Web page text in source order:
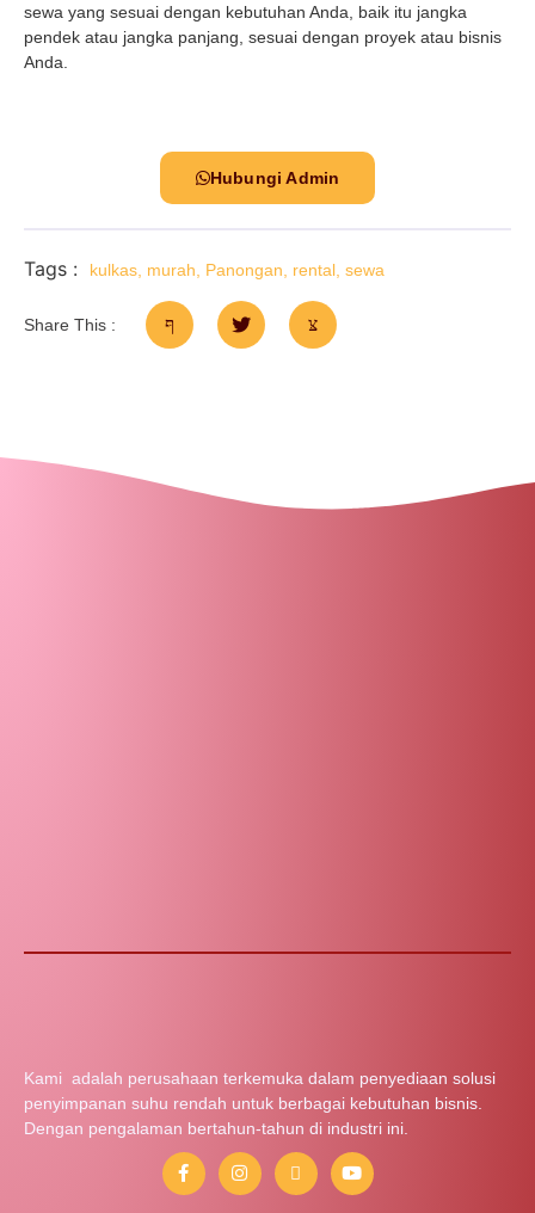
sewa yang sesuai dengan kebutuhan Anda, baik itu jangka
pendek atau jangka panjang, sesuai dengan proyek atau bisnis
Anda.
Hubungi Admin
Tags : kulkas murah Panongan rental sewa
Share This :
Kami adalah perusahaan terkemuka dalam penyediaan solusi
penyimpanan suhu rendah untuk berbagai kebutuhan bisnis.
Dengan pengalaman bertahun-tahun di industri ini.